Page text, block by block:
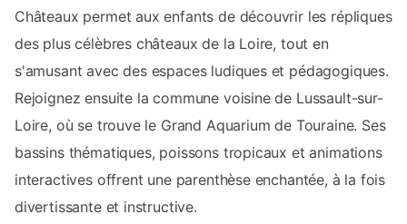
Châteaux permet aux enfants de découvrir les répliques
des plus célèbres châteaux de la Loire, tout en
s'amusant avec des espaces ludiques et pédagogiques.
Rejoignez ensuite la commune voisine de Lussault-sur-
Loire, où se trouve le Grand Aquarium de Touraine. Ses
bassins thématiques, poissons tropicaux et animations
interactives offrent une parenthèse enchantée, à la fois
divertissante et instructive.